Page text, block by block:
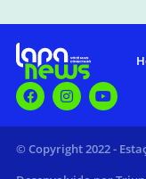
© Copyright 2022 -